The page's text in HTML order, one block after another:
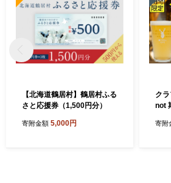
【北海道鶴居村】鶴居村ふる
さと応援券（1,500円分）
寄附金額 5,000円
ク
not
定
寄附